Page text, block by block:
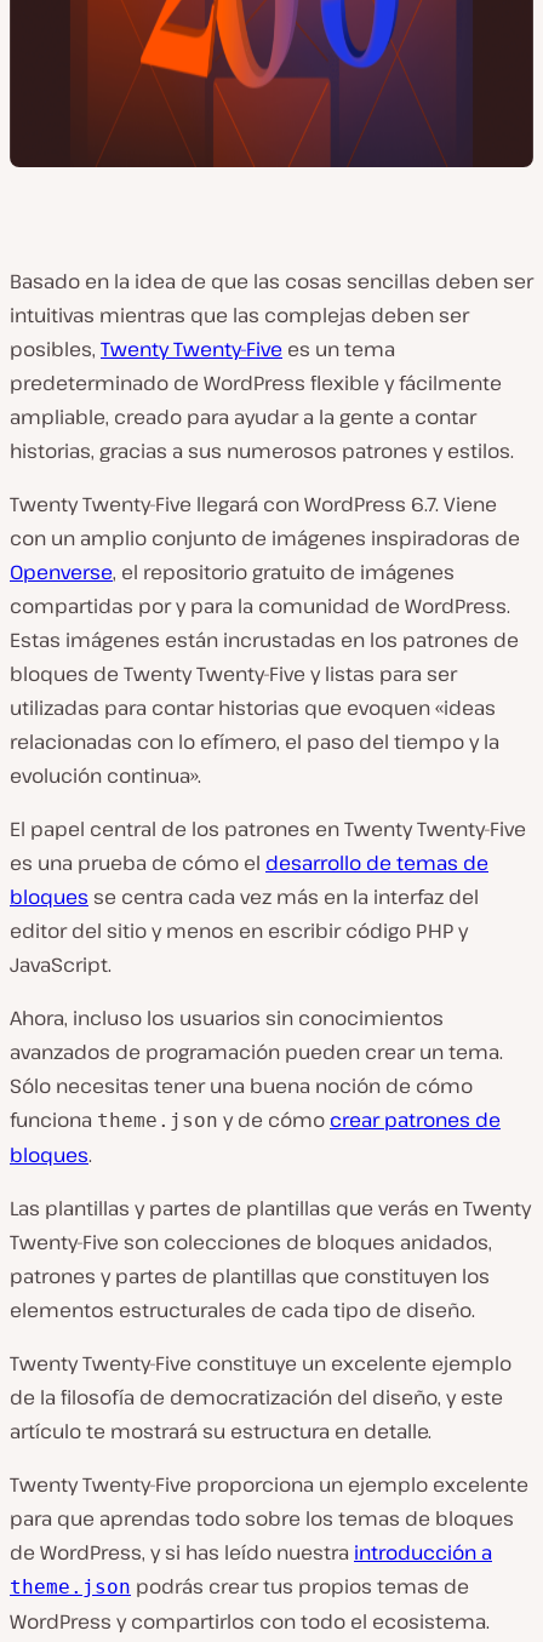
Basado en la idea de que las cosas sencillas deben ser
intuitivas mientras que las complejas deben ser
posibles, Twenty Twenty-Five es un tema
predeterminado de WordPress flexible y fácilmente
ampliable, creado para ayudar a la gente a contar
historias, gracias a sus numerosos patrones y estilos.
Twenty Twenty-Five llegará con WordPress 6.7. Viene
con un amplio conjunto de imágenes inspiradoras de
Openverse, el repositorio gratuito de imágenes
compartidas por y para la comunidad de WordPress.
Estas imágenes están incrustadas en los patrones de
bloques de Twenty Twenty-Five y listas para ser
utilizadas para contar historias que evoquen «ideas
relacionadas con lo efímero, el paso del tiempo y la
evolución continua».
El papel central de los patrones en Twenty Twenty-Five
es una prueba de cómo el desarrollo de temas de
bloques se centra cada vez más en la interfaz del
editor del sitio y menos en escribir código PHP y
JavaScript.
Ahora, incluso los usuarios sin conocimientos
avanzados de programación pueden crear un tema.
Sólo necesitas tener una buena noción de cómo
funciona theme.json y de cómo crear patrones de
bloques.
Las plantillas y partes de plantillas que verás en Twenty
Twenty-Five son colecciones de bloques anidados,
patrones y partes de plantillas que constituyen los
elementos estructurales de cada tipo de diseño.
Twenty Twenty-Five constituye un excelente ejemplo
de la filosofía de democratización del diseño, y este
artículo te mostrará su estructura en detalle.
Twenty Twenty-Five proporciona un ejemplo excelente
para que aprendas todo sobre los temas de bloques
de WordPress, y si has leído nuestra introducción a
theme.json podrás crear tus propios temas de
WordPress y compartirlos con todo el ecosistema.